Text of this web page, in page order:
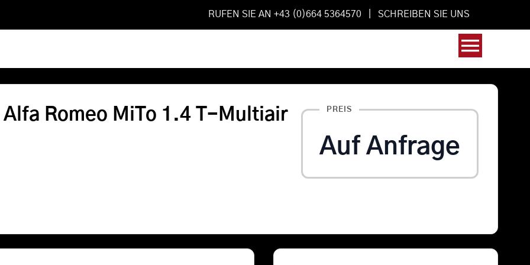
RUFEN SIE AN +43 (0)664 5364570 |SCHREIBEN SIE UNS
Softwareoptimierung
Shop
Romeo MiTo 1.4 T-Multiair
PREIS
Auf Anfrage